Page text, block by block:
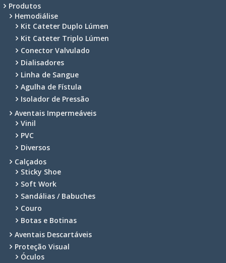
Produtos
Hemodiálise
Kit Cateter Duplo Lúmen
Kit Cateter Triplo Lúmen
Conector Valvulado
Dialisadores
Linha de Sangue
Agulha de Fístula
Isolador de Pressão
Aventais Impermeáveis
Vinil
PVC
Diversos
Calçados
Sticky Shoe
Soft Work
Sandálias / Babuches
Couro
Botas e Botinas
Aventais Descartáveis
Proteção Visual
Óculos